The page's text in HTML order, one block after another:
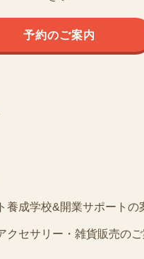
予約のご案内
養成学校&開業サポートの
クセサリー・雑貨販売の